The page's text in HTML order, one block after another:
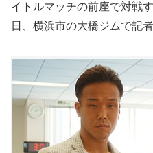
イトルマッチの前座で対戦
日、横浜市の大橋ジムで記